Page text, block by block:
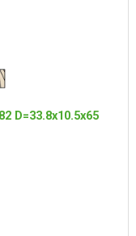
D=33.8x10.5x65